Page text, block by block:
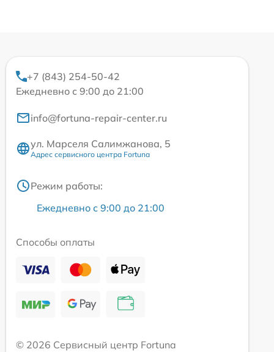
+7 (843) 254-50-42
Ежедневно с 9:00 до 21:00
info@fortuna-repair-center.ru
ул. Марселя Салимжанова, 5
Адрес сервисного центра Fortuna
Режим работы:
Ежедневно с 9:00 до 21:00
Способы оплаты
© 2026 Сервисный центр Fortuna